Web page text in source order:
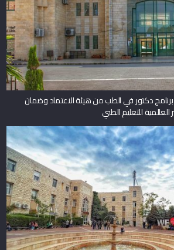
دكتور في الطب من هيئة الاعتماد وضمان
للتعليم الطبي